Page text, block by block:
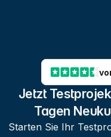
Jetzt
Tagen
Starten Sie Ihr